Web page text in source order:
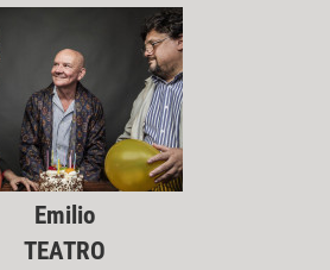
Emilio
TEATRO